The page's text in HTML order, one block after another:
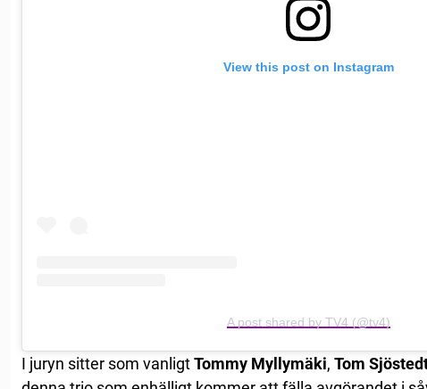
View this post on Instagram
A post shared by TV4 (@tv4)
I juryn sitter som vanligtTommy Myllymäki, Tom